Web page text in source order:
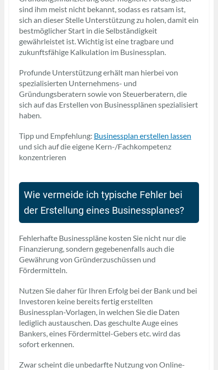
sind ihm meist nicht bekannt, sodass es ratsam ist,
sich an dieser Stelle Unterstützung zu holen, damit ein
bestmöglicher Start in die Selbständigkeit
gewährleistet ist. Wichtig ist eine tragbare und
zukunftsfähige Kalkulation im Businessplan.
Profunde Unterstützung erhält man hierbei von
spezialisierten Unternehmens- und
Gründungsberatern sowie von Steuerberatern, die
sich auf das Erstellen von Businessplänen spezialisiert
haben.
Tipp und Empfehlung: Businessplan erstellen lassen
und sich auf die eigene Kern-/Fachkompetenz
konzentrieren
Wie vermeide ich typische Fehler bei
der Erstellung eines Businessplanes?
Fehlerhafte Businesspläne kosten Sie nicht nur die
Finanzierung, sondern gegebenenfalls auch die
Gewährung von Gründerzuschüssen und
Fördermitteln.
Nutzen Sie daher für Ihren Erfolg bei der Bank und bei
Investoren keine bereits fertig erstellten
Businessplan-Vorlagen, in welchen Sie die Daten
lediglich austauschen. Das geschulte Auge eines
Bankers, eines Fördermittel-Gebers etc. wird das
sofort erkennen.
Zwar scheint die unbedarfte Nutzung von Online-